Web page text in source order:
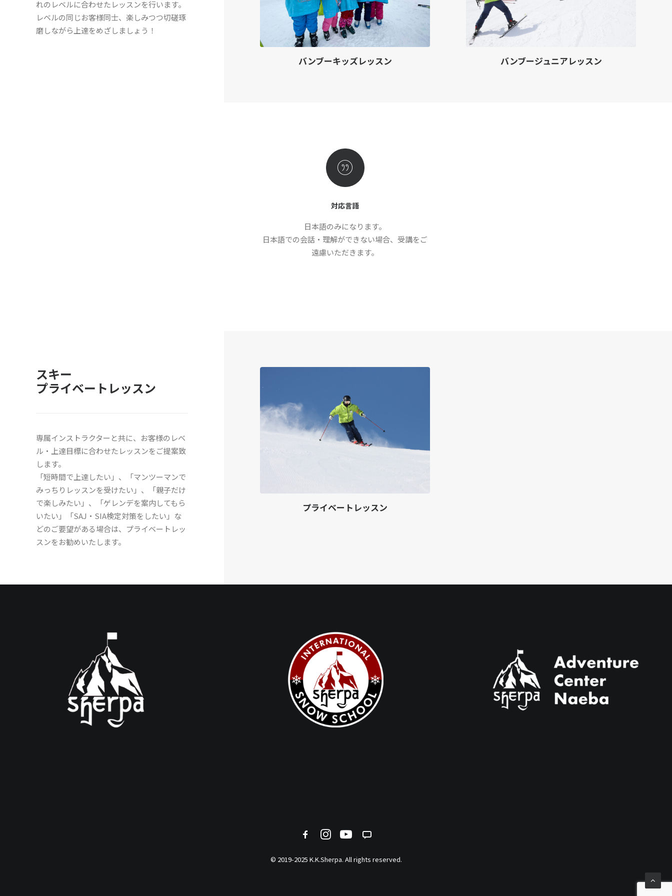
れのレベルに合わせたレッスンを行います。
レベルの同じお客様同士、楽しみつつ切磋琢
磨しながら上達をめざしましょう！
バンブーキッズレッスン バンブージュニアレッスン
対応言語
日本語のみになります。
日本語での会話・理解ができない場合、受講をご
遠慮いただきます。
スキー
プライベートレッスン
専属インストラクターと共に、お客様のレベ
ル・上達目標に合わせたレッスンをご提案致
します。
「短時間で上達したい」、「マンツーマンで
みっちりレッスンを受けたい」、「親子だけ
で楽しみたい」、「ゲレンデを案内してもら
いたい」「SAJ・SIA検定対策をしたい」な
どのご要望がある場合は、プライベートレッ
スンをお勧めいたします。
プライベートレッスン
© 2019-2025 K.K.Sherpa. All rights reserved.